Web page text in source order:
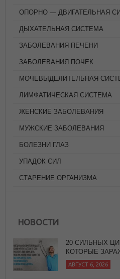
ОПОРНО — ДВИГАТЕЛЬНАЯ
ДЫХАТЕЛЬНАЯ СИСТЕМА
ЗАБОЛЕВАНИЯ ПЕЧЕНИ
ЗАБОЛЕВАНИЯ ПОЧЕК
МОЧЕВЫДЕЛИТЕЛЬНАЯ
ЛИМФАТИЧЕСКАЯ СИСТЕМА
ЖЕНСКИЕ ЗАБОЛЕВАНИЯ
МУЖСКИЕ ЗАБОЛЕВАНИЯ
БОЛЕЗНИ ГЛАЗ
УПАДОК СИЛ
СТАРЕНИЕ ОРГАНИЗМА
НОВОСТИ
PANCOTTO -
АВГУСТ 5, 2026